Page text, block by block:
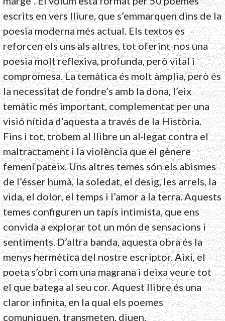
escrits en vers lliure, que s’emmarquen dins de la
poesia moderna més actual. Els textos es
reforcen els uns als altres, tot oferint-nos una
poesia molt reflexiva, profunda, però vital i
compromesa. La temàtica és molt àmplia, però és
la necessitat de fondre’s amb la dona, l’eix
temàtic més important, complementat per una
visió nítida d’aquesta a través de la Història.
Fins i tot, trobem al llibre un al·legat contra el
maltractament i la violència que el gènere
femení pateix. Uns altres temes són els abismes
de l’ésser humà, la soledat, el desig, les arrels, la
vida, el dolor, el temps i l’amor a la terra. Aquests
temes configuren un tapís intimista, que ens
convida a explorar tot un món de sensacions i
sentiments. D’altra banda, aquesta obra és la
menys hermètica del nostre escriptor. Així, el
poeta s’obri com una magrana i deixa veure tot
el que batega al seu cor. Aquest llibre és una
claror infinita, en la qual els poemes
comuniquen, transmeten, diuen.